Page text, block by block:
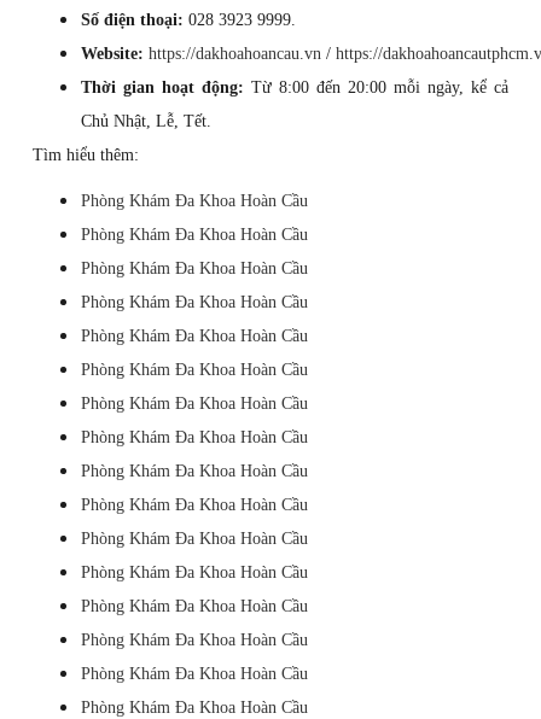
Số điện thoại: 028 3923 9999.
Website: https://dakhoahoancau.vn / https://
Thời gian hoạt động: Từ 8:00 đến 20:00 mỗi ngày, kể cả
Chủ Nhật, Lễ, Tết.
Tìm hiểu thêm:
Phòng Khám Đa Khoa Hoàn Cầu
Phòng Khám Đa Khoa Hoàn Cầu
Phòng Khám Đa Khoa Hoàn Cầu
Phòng Khám Đa Khoa Hoàn Cầu
Phòng Khám Đa Khoa Hoàn Cầu
Phòng Khám Đa Khoa Hoàn Cầu
Phòng Khám Đa Khoa Hoàn Cầu
Phòng Khám Đa Khoa Hoàn Cầu
Phòng Khám Đa Khoa Hoàn Cầu
Phòng Khám Đa Khoa Hoàn Cầu
Phòng Khám Đa Khoa Hoàn Cầu
Phòng Khám Đa Khoa Hoàn Cầu
Phòng Khám Đa Khoa Hoàn Cầu
Phòng Khám Đa Khoa Hoàn Cầu
Phòng Khám Đa Khoa Hoàn Cầu
Phòng Khám Đa Khoa Hoàn Cầu